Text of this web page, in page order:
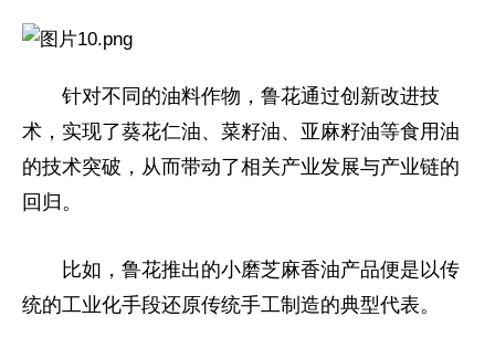
针对不同的油料作物，鲁花通过创新改进技
术，实现了葵花仁油、菜籽油、亚麻籽油等食用油
的技术突破，从而带动了相关产业发展与产业链的
回归。
比如，鲁花推出的小磨芝麻香油产品便是以传
统的工业化手段还原传统手工制造的典型代表。